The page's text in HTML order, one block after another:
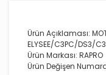
Ürün Açıklaması:
ELYSEE/C3PC/DS3/
Ürün Markası: RAPRO
Ürün Değişen